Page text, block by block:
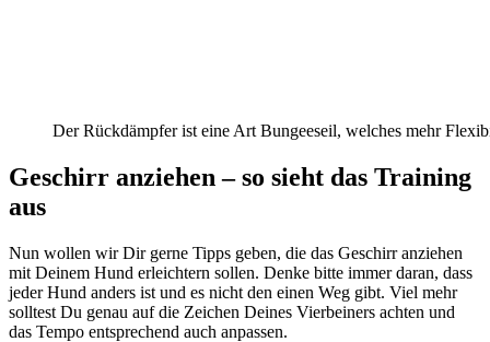
Der Rückdämpfer ist eine Art Bungeeseil, welches mehr
Geschirr anziehen – so sieht das Training
aus
Nun wollen wir Dir gerne Tipps geben, die das Geschirr anziehen
mit Deinem Hund erleichtern sollen. Denke bitte immer daran, dass
jeder Hund anders ist und es nicht den einen Weg gibt. Viel mehr
solltest Du genau auf die Zeichen Deines Vierbeiners achten und
das Tempo entsprechend auch anpassen.